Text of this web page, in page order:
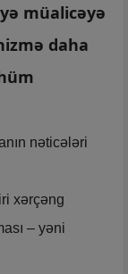
müalicəyə
daha
nəticələri
xərçəng
– yəni